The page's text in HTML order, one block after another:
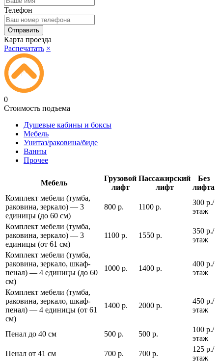
Телефон
Карта проезда
Распечатать ×
0
Стоимость подъема
Душевые кабины и боксы
Мебель
Унитаз/раковина/биде
Ванны
Прочее
Мебель
Грузовой
лифт
Пассажирский
лифт
Без
лифта
Комплект мебели (тумба,
раковина, зеркало) — 3
единицы (до 60 см)
800 р. 1100 р.
300 р./
этаж
Комплект мебели (тумба,
раковина, зеркало) — 3
единицы (от 61 см)
1100 р. 1550 р.
350 р./
этаж
Комплект мебели (тумба,
раковина, зеркало, шкаф-
пенал) — 4 единицы (до 60
см)
1000 р. 1400 р.
400 р./
этаж
Комплект мебели (тумба,
раковина, зеркало, шкаф-
пенал) — 4 единицы (от 61
см)
1400 р. 2000 р.
450 р./
этаж
Пенал до 40 см 500 р. 500 р.
100 р./
этаж
Пенал от 41 см
700 р. 700 р.
125 р./
этаж